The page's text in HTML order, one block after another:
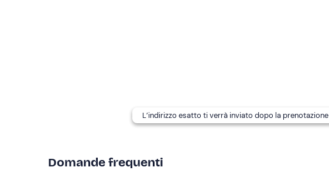
Abbigliamento consigliato
Abbigliamento comodo da barca
L’indirizzo esatto ti verrà inviato dopo la prenotazione
Domande frequenti